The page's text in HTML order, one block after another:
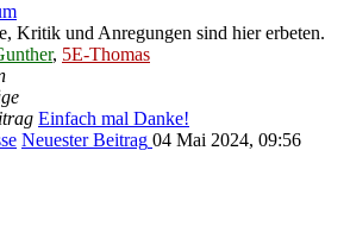
Kritik und Anregungen sind hier erbeten.
, 5E-Thomas
Einfach mal Danke!
Neuester Beitrag 04 Mai 2024, 09:56